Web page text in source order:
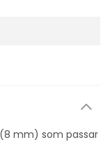
mm) som passar